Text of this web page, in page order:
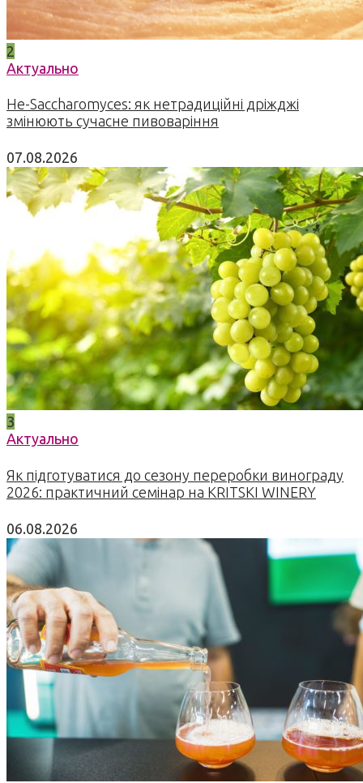
2
Актуально
Не-Saccharomyces: як нетрадиційні дріжджі
змінюють сучасне пивоваріння
07.08.2026
3
Актуально
Як підготуватися до сезону переробки винограду
2026: практичний семінар на KRITSKI WINERY
06.08.2026